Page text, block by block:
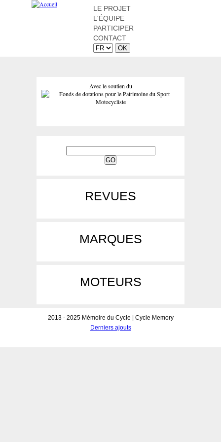
LE PROJET
L'ÉQUIPE
PARTICIPER
CONTACT
Avec le soutien du
REVUES
MARQUES
MOTEURS
2013 - 2025 Mémoire du Cycle | Cycle Memory
Derniers ajouts